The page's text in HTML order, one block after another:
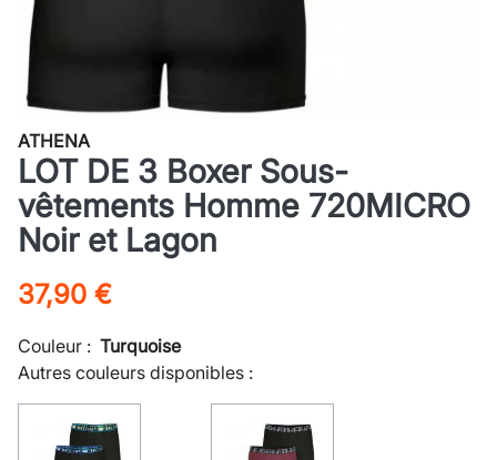
ATHENA
LOT DE 3 Boxer Sous-
vêtements Homme 720MICRO
Noir et Lagon
37,90 €
Couleur : Turquoise
Autres couleurs disponibles :